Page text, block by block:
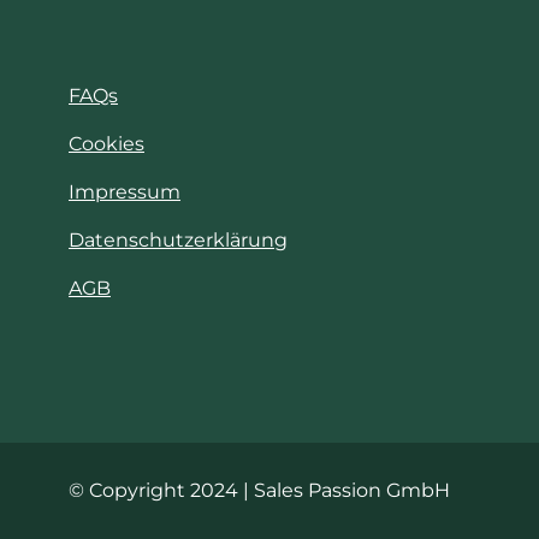
FAQs
Cookies
Impressum
Datenschutzerklärung
AGB
© Copyright 2024 | Sales Passion GmbH